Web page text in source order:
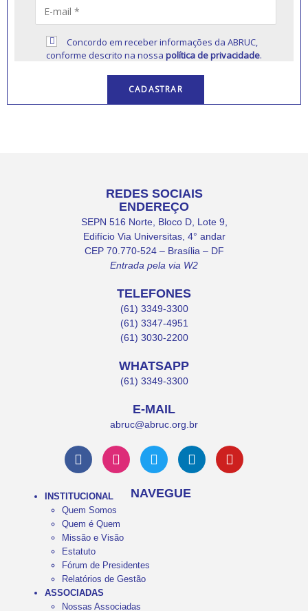
Concordo em receber informações da ABRUC,
conforme descrito na nossa política de privacidade.
REDES SOCIAIS
ENDEREÇO
SEPN 516 Norte, Bloco D, Lote 9,
Edifício Via Universitas, 4° andar
CEP 70.770-524 – Brasília – DF
Entrada pela via W2
TELEFONES
(61) 3349-3300
(61) 3347-4951
(61) 3030-2200
WHATSAPP
(61) 3349-3300
E-MAIL
abruc@abruc.org.br
NAVEGUE
INSTITUCIONAL
Quem Somos
Quem é Quem
Missão e Visão
Estatuto
Fórum de Presidentes
Relatórios de Gestão
ASSOCIADAS
Nossas Associadas